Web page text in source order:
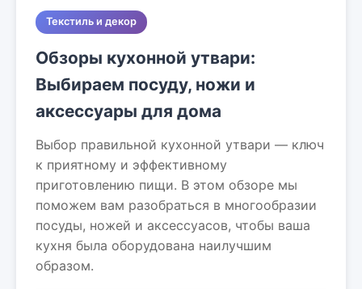
Текстиль и декор
Обзоры кухонной утвари:
Выбираем посуду, ножи и
аксессуары для дома
Выбор правильной кухонной утвари — ключ
к приятному и эффективному
приготовлению пищи. В этом обзоре мы
поможем вам разобраться в многообразии
посуды, ножей и аксессуасов, чтобы ваша
кухня была оборудована наилучшим
образом.